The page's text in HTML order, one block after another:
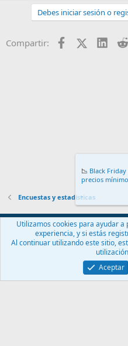
Debes iniciar sesión o
Compartir: FacebookX (Twitter)
Encuestas y estadisticas
Español (ES)
Contáctanos
Términos y reglas
Community platform by XenForo® ©
📉 Black
precios
.
Utilizamos cookies para ayudar
experiencia, y si estás
Al continuar utilizando este sitio,
Aceptar